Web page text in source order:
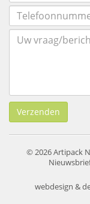
Verzenden
© 2026 Artipack
webdesign &